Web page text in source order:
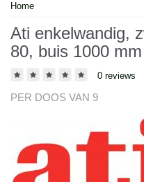
Home
Ati enkelwandig,
80, buis 1000
0 reviews
PER DOOS VAN 9